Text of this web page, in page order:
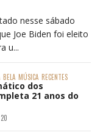
nesse sábado
Joe Biden foi eleito
u...
BELA MÚSICA RECENTES
dos
21 anos do